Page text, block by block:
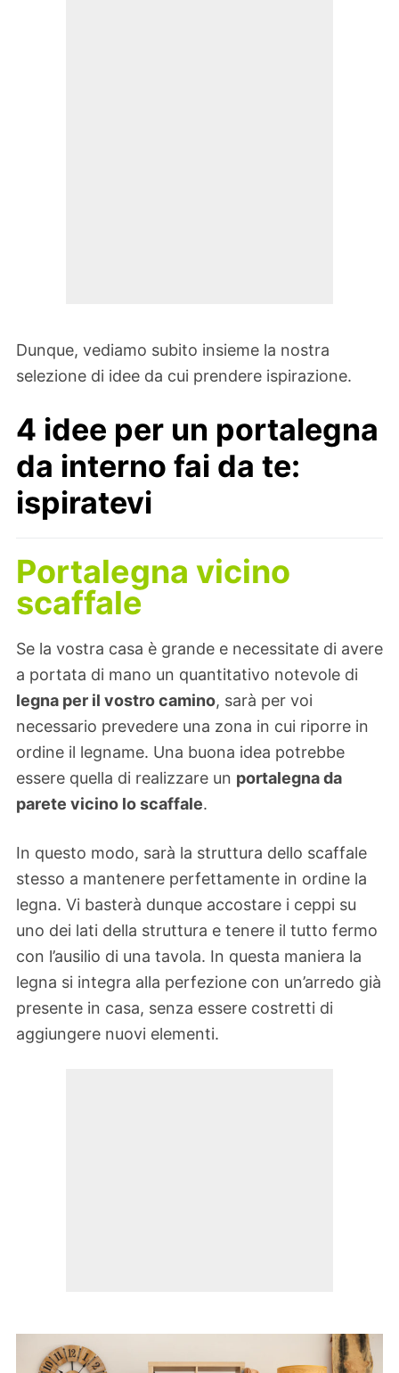
Dunque, vediamo subito insieme la nostra
selezione di idee da cui prendere ispirazione.
4 idee per un portalegna
da interno fai da te:
ispiratevi
Portalegna vicino
scaffale
Se la vostra casa è grande e necessitate di avere
a portata di mano un quantitativo notevole di
legna per il vostro camino, sarà per voi
necessario prevedere una zona in cui riporre in
ordine il legname. Una buona idea potrebbe
essere quella di realizzare un portalegna da
parete vicino lo scaffale.
In questo modo, sarà la struttura dello scaffale
stesso a mantenere perfettamente in ordine la
legna. Vi basterà dunque accostare i ceppi su
uno dei lati della struttura e tenere il tutto fermo
con l’ausilio di una tavola. In questa maniera la
legna si integra alla perfezione con un’arredo già
presente in casa, senza essere costretti di
aggiungere nuovi elementi.